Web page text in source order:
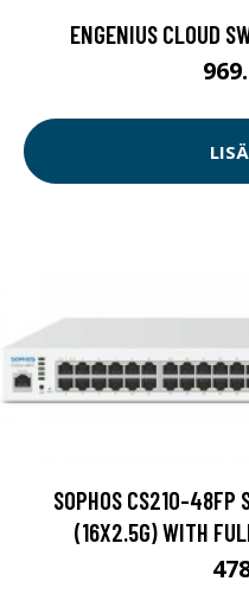
ENGENIUS CLOUD
SOPHOS CS210-48FP
(16X2.5G) WITH